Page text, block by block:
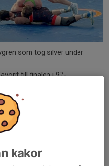
som tog silver under
till finalen i 97-
inte tappat en enda poäng
lår och var tyvärr tvungen
kakor